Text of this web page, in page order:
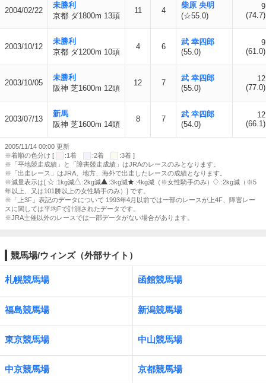
2004/02/22
未勝利
京都 ダ1800m 13頭
11 4
柴原 央明
(☆55.0)
9
(74.7)
2003/10/12
未勝利
京都 ダ1200m 10頭
4 6
武 幸四郎
(55.0)
9
(61.0)
2003/10/05
未勝利
阪神 芝1600m 12頭
12 7
武 幸四郎
(55.0)
12
(77.0)
2003/07/13
新馬
阪神 芝1600m 14頭
8 7
武 幸四郎
(54.0)
12
(66.1)
2005/11/14 00:00 更新
※着順の色分け [
:1着 :2着
:3着 ]
※「平地競走成績」と「障害競走成績」はJRAのレースのみとなります。
※「出走レース」はJRA、地方、海外で出走したレースの成績となります。
※減量表示は[
:1kg減 :2kg減 :3kg減 :4kg減（※女性騎手のみ）
:2kg減（※5
年以上、又は101勝以上の女性騎手のみ）] です。
※「上3F」表記のデータについて 1993年4月以前では一部のレースが上4F、障害レー
スに関しては平均Fで計測されたデータです。
※JRA主催以外のレースでは一部データがない場合があります。
競馬場/ウィンズ（外部サイト）
札幌競馬場 函館競馬場
福島競馬場 新潟競馬場
東京競馬場 中山競馬場
中京競馬場 京都競馬場